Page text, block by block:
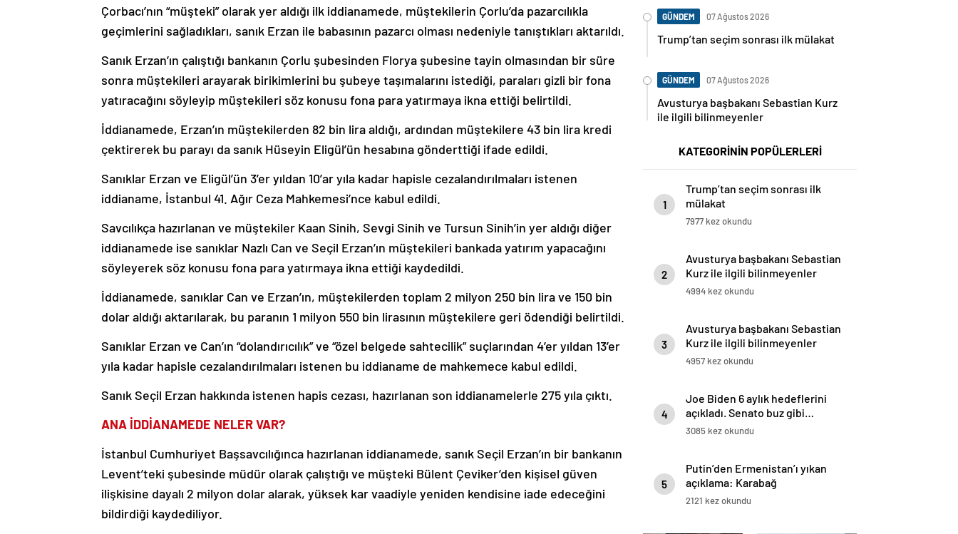
Çorbacı’nın “müşteki” olarak yer aldığı ilk iddianamede, müştekilerin Çorlu’da pazarcılıkla
geçimlerini sağladıkları, sanık Erzan ile babasının pazarcı olması nedeniyle tanıştıkları aktarıldı.
Sanık Erzan’ın çalıştığı bankanın Çorlu şubesinden Florya şubesine tayin olmasından bir süre
sonra müştekileri arayarak birikimlerini bu şubeye taşımalarını istediği, paraları gizli bir fona
yatıracağını söyleyip müştekileri söz konusu fona para yatırmaya ikna ettiği belirtildi.
İddianamede, Erzan’ın müştekilerden 82 bin lira aldığı, ardından müştekilere 43 bin lira kredi
çektirerek bu parayı da sanık Hüseyin Eligül’ün hesabına gönderttiği ifade edildi.
Sanıklar Erzan ve Eligül’ün 3’er yıldan 10’ar yıla kadar hapisle cezalandırılmaları istenen
iddianame, İstanbul 41. Ağır Ceza Mahkemesi’nce kabul edildi.
Savcılıkça hazırlanan ve müştekiler Kaan Sinih, Sevgi Sinih ve Tursun Sinih’in yer aldığı diğer
iddianamede ise sanıklar Nazlı Can ve Seçil Erzan’ın müştekileri bankada yatırım yapacağını
söyleyerek söz konusu fona para yatırmaya ikna ettiği kaydedildi.
İddianamede, sanıklar Can ve Erzan’ın, müştekilerden toplam 2 milyon 250 bin lira ve 150 bin
dolar aldığı aktarılarak, bu paranın 1 milyon 550 bin lirasının müştekilere geri ödendiği belirtildi.
Sanıklar Erzan ve Can’ın “dolandırıcılık” ve “özel belgede sahtecilik” suçlarından 4’er yıldan 13’er
yıla kadar hapisle cezalandırılmaları istenen bu iddianame de mahkemece kabul edildi.
Sanık Seçil Erzan hakkında istenen hapis cezası, hazırlanan son iddianamelerle 275 yıla çıktı.
ANA İDDİANAMEDE NELER VAR?
İstanbul Cumhuriyet Başsavcılığınca hazırlanan iddianamede, sanık Seçil Erzan’ın bir bankanın
Levent’teki şubesinde müdür olarak çalıştığı ve müşteki Bülent Çeviker’den kişisel güven
ilişkisine dayalı 2 milyon dolar alarak, yüksek kar vaadiyle yeniden kendisine iade edeceğini
bildirdiği kaydediliyor.
GÜNDEM 07 Ağustos 2026
Trump’tan seçim sonrası ilk mülakat
GÜNDEM 07 Ağustos 2026
Avusturya başbakanı Sebastian Kurz
ile ilgili bilinmeyenler
KATEGORİNİN POPÜLERLERİ
1
Trump’tan seçim sonrası ilk
mülakat
7977 kez okundu
2
Avusturya başbakanı Sebastian
Kurz ile ilgili bilinmeyenler
4994 kez okundu
3
Avusturya başbakanı Sebastian
Kurz ile ilgili bilinmeyenler
4957 kez okundu
4
Joe Biden 6 aylık hedeflerini
açıkladı. Senato buz gibi…
3085 kez okundu
5
Putin’den Ermenistan’ı yıkan
açıklama: Karabağ
Azerbaycan’ın ayrılmaz bir
2121 kez okundu